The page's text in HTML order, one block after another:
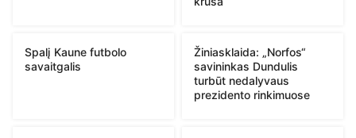
Spalį Kaune futbolo
savaitgalis
Žiniasklaida: „Norfos“
savininkas Dundulis
turbūt nedalyvaus
prezidento rinkimuose